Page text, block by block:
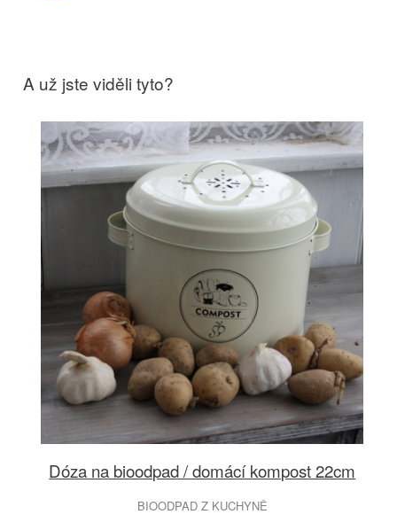
A už jste viděli tyto?
Dóza na bioodpad / domácí kompost 22cm
BIOODPAD Z KUCHYNĚ